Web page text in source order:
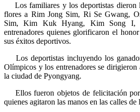
Los familiares y los deportistas dieron
flores a Rim Jong Sim, Ri Se Gwang,
Sim, Kim Kuk Hyang, Kim Song
entrenadores quienes glorificaron el
sus éxitos deportivos.
Los deportistas incluyendo los
Olímpicos y los entrenadores se dirigieron
la ciudad de Pyongyang.
Ellos fueron objetos de felicitación por
quienes agitaron las manos en las calles de